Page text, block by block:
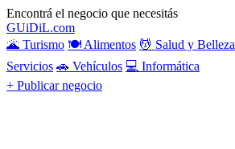
Encontrá el negocio que necesitás
GUiDiL.com
🌋 Turismo 🍽️ Alimentos 💆 Salud y Belleza
Servicios 🚗 Vehículos 💻 Informática
+ Publicar negocio